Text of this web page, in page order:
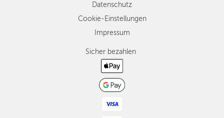
Datenschutz
Cookie-Einstellungen
Impressum
Sicher bezahlen